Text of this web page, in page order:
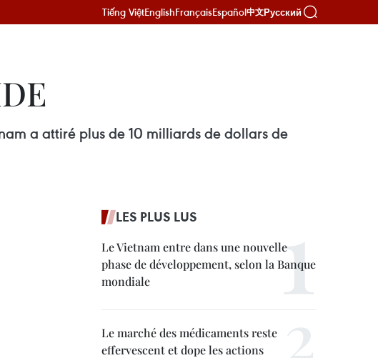
Tiếng ViệtEnglishFrançaisEspañol中文Русский
a attiré plus de 10 milliards de dollars de
LES PLUS LUS
Le Vietnam entre dans une nouvelle
phase de développement, selon la Banque
mondiale
Le marché des médicaments reste
effervescent et dope les actions